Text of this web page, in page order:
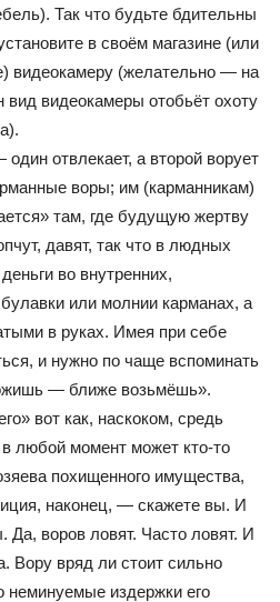
Так что будьте бдительны
в своём магазине (или
видеокамеру (желательно — на
видеокамеры отобьёт охоту
отвлекает, а второй ворует
воры; им (карманникам)
там, где будущую жертву
давят, так что в людных
во внутренних,
или молнии карманах, а
в руках. Имея при себе
и нужно по чаще вспоминать
— ближе возьмёшь».
вот как, наскоком, средь
любой момент может кто-то
похищенного имущества,
наконец, — скажете вы. И
Да, воров ловят. Часто ловят. И
Вору вряд ли стоит сильно
издержки его